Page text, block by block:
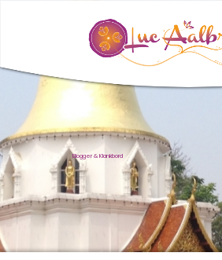
Blogger & Klankbord